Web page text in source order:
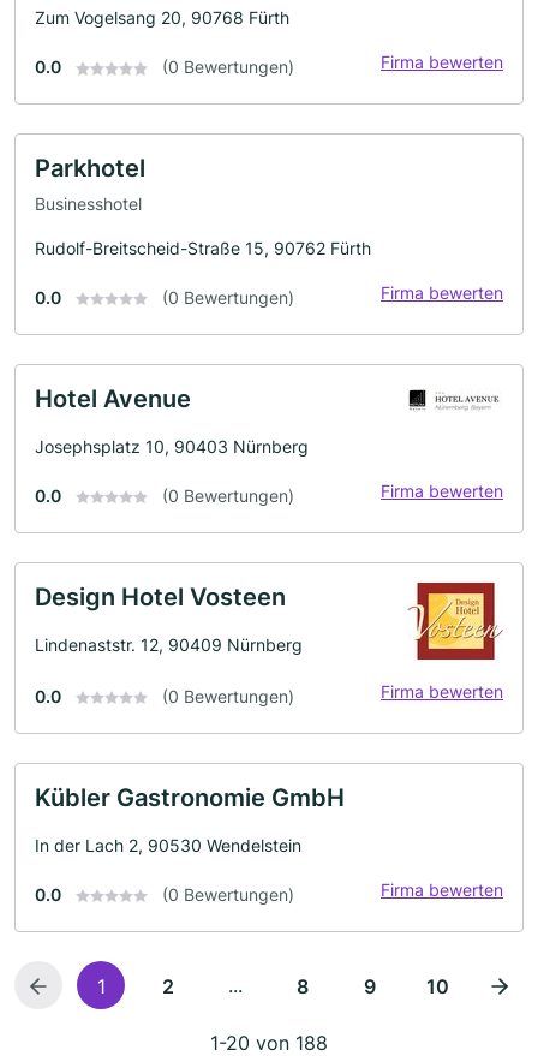
Zum Vogelsang 20, 90768 Fürth
0.0 (0 Bewertungen) Firma bewerten
Parkhotel
Businesshotel
Rudolf-Breitscheid-Straße 15, 90762 Fürth
0.0 (0 Bewertungen) Firma bewerten
Hotel Avenue
Josephsplatz 10, 90403 Nürnberg
0.0 (0 Bewertungen) Firma bewerten
Design Hotel Vosteen
Lindenaststr. 12, 90409 Nürnberg
0.0 (0 Bewertungen) Firma bewerten
Kübler Gastronomie GmbH
In der Lach 2, 90530 Wendelstein
0.0 (0 Bewertungen) Firma bewerten
1 2 ... 8 9 10
1-20 von 188